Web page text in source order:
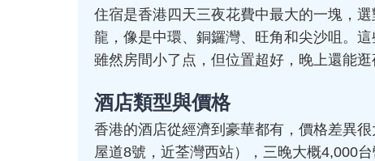
住宿是香港四天三夜花費中最大的一塊，
龍，像是中環、銅鑼灣、旺角和尖沙咀。
雖然房間小了点，但位置超好，晚上還能逛
酒店類型與價格
香港的酒店從經濟到豪華都有，價格差異
屋道8號，近荃灣西站），三晚大概4,000